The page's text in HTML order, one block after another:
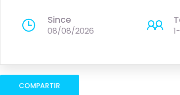
Since
08/08/2026
COMPARTIR